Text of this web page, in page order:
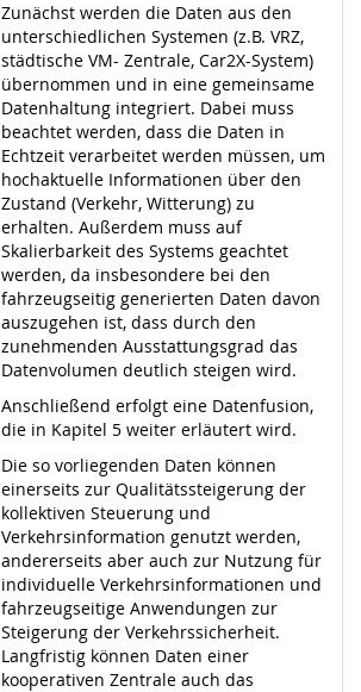
Zunächst werden die Daten aus den
unterschiedlichen Systemen (z.B. VRZ,
städtische VM- Zentrale, Car2X-System)
übernommen und in eine gemeinsame
Datenhaltung integriert. Dabei muss
beachtet werden, dass die Daten in
Echtzeit verarbeitet werden müssen, um
hochaktuelle Informationen über den
Zustand (Verkehr, Witterung) zu
erhalten. Außerdem muss auf
Skalierbarkeit des Systems geachtet
werden, da insbesondere bei den
fahrzeugseitig generierten Daten davon
auszugehen ist, dass durch den
zunehmenden Ausstattungsgrad das
Datenvolumen deutlich steigen wird.
Anschließend erfolgt eine Datenfusion,
die in Kapitel 5 weiter erläutert wird.
Die so vorliegenden Daten können
einerseits zur Qualitätssteigerung der
kollektiven Steuerung und
Verkehrsinformation genutzt werden,
andererseits aber auch zur Nutzung für
individuelle Verkehrsinformationen und
fahrzeugseitige Anwendungen zur
Steigerung der Verkehrssicherheit.
Langfristig können Daten einer
kooperativen Zentrale auch das